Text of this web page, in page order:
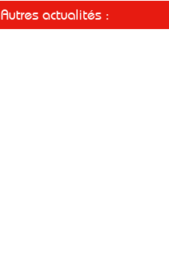
Autres actualités :